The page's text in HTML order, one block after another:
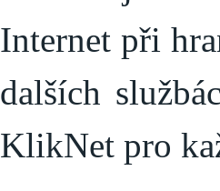
Internet při
dalších
KlikNet pro